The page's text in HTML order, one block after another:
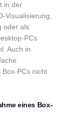
in der
Visualisierung,
oder als
PCs
Auch in
PCs nicht
eines Box-